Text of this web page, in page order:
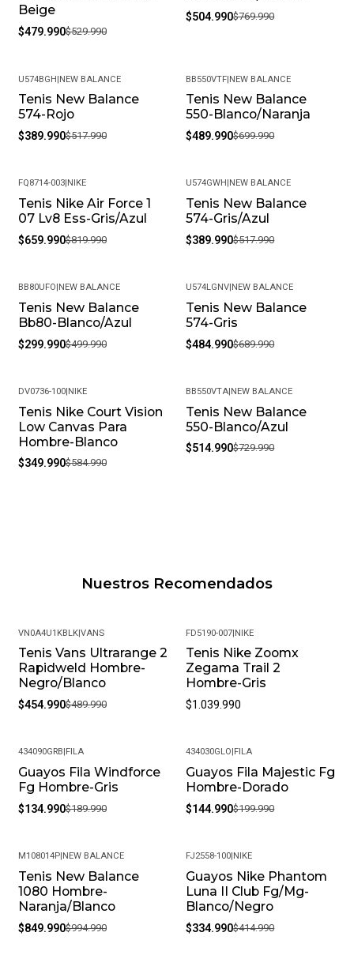
Beige
$479.990$529.990
$504.990$769.990
-25%
U574BGH|NEW BALANCE
Tenis New Balance
574-Rojo
$389.990$517.990
-30%
BB550VTF|NEW BALANCE
Tenis New Balance
550-Blanco/Naranja
$489.990$699.990
-20%
FQ8714-003| NIKE
Tenis Nike Air Force 1
07 Lv8 Ess-Gris/Azul
$659.990$819.990
-25%
U574GWH NEW BALANCE
Tenis New Balance
574-Gris/Azul
$389.990$517.990
-40%
BB80UFO NEW BALANCE
Tenis New Balance
Bb80-Blanco/Azul
$299.990$499.990
-30%
U574LGNV NEW BALANCE
Tenis New Balance
574-Gris
$484.990$689.990
-40%
DV0736-100| NIKE
Tenis Nike Court Vision
Low Canvas Para
Hombre-Blanco
$349.990$584.990
-29%
BB550VTA NEW BALANCE
Tenis New Balance
550-Blanco/Azul
$514.990$729.990
Nuestros Recomendados
-7%
VN0A4U1KBLK|VANS
Tenis Vans Ultrarange 2
Rapidweld Hombre-
Negro/Blanco
$454.990$489.990
FD5190-007|NIKE
Tenis Nike Zoomx
Zegama Trail 2
Hombre-Gris
$1.039.990
-29%
434090GRB FILA
Guayos Fila Windforce
Fg Hombre-Gris
$134.990$189.990
-28%
434030GLO FILA
Guayos Fila Majestic Fg
Hombre-Dorado
$144.990$199.990
-15%
M108014P| NEW BALANCE
Tenis New Balance
1080 Hombre-
Naranja/Blanco
$849.990$994.990
-19%
FJ2558-100 NIKE
Guayos Nike Phantom
Luna II Club Fg/Mg-
Blanco/Negro
$334.990$414.990